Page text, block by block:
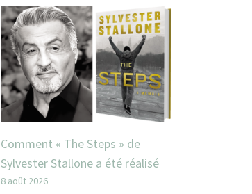
Comment « The Steps » de
Sylvester Stallone a été réalisé
8 août 2026